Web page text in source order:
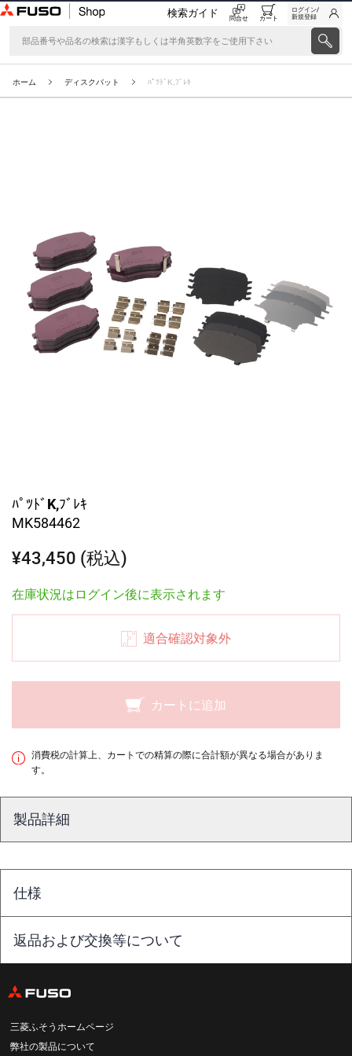
検索ガイド 問合せ カート
ログイン/
新規登録
ホーム ディスクパット ﾊﾟﾂﾄﾞK,ﾌﾞﾚｷ
ﾊﾟﾂﾄﾞK,ﾌﾞﾚｷ
MK584462
¥43,450 (税込)
在庫状況はログイン後に表示されます
適合確認対象外
カートに追加
消費税の計算上、カートでの精算の際に合計額が異なる場合がありま
す。
製品詳細
仕様
返品および交換等について
三菱ふそうホームページ
弊社の製品について